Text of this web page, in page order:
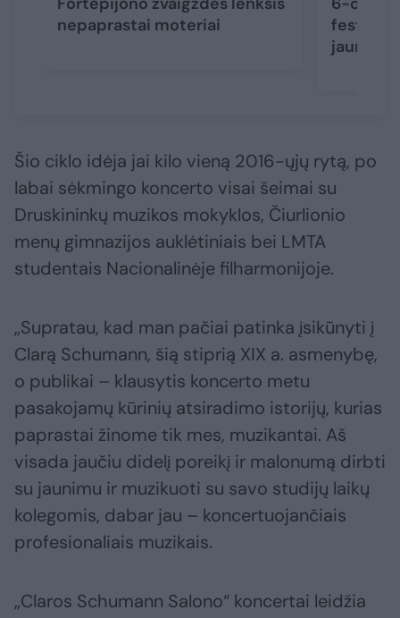
nepaprastai moteriai
Šio ciklo idėja jai kilo vieną 2016-ųjų rytą, po
labai sėkmingo koncerto visai šeimai su
Druskininkų muzikos mokyklos, Čiurlionio
menų gimnazijos auklėtiniais bei LMTA
studentais Nacionalinėje filharmonijoje.
„Supratau, kad man pačiai patinka įsikūnyti į
Clarą Schumann, šią stiprią XIX a. asmenybę,
o publikai – klausytis koncerto metu
pasakojamų kūrinių atsiradimo istorijų, kurias
paprastai žinome tik mes, muzikantai. Aš
visada jaučiu didelį poreikį ir malonumą dirbti
su jaunimu ir muzikuoti su savo studijų laikų
kolegomis, dabar jau – koncertuojančiais
profesionaliais muzikais.
„Claros Schumann Salono“ koncertai leidžia